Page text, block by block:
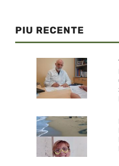
PIU RECENTE